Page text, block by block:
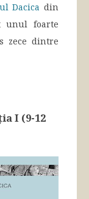
Dacica din
unul foarte
zece dintre
I (9-12